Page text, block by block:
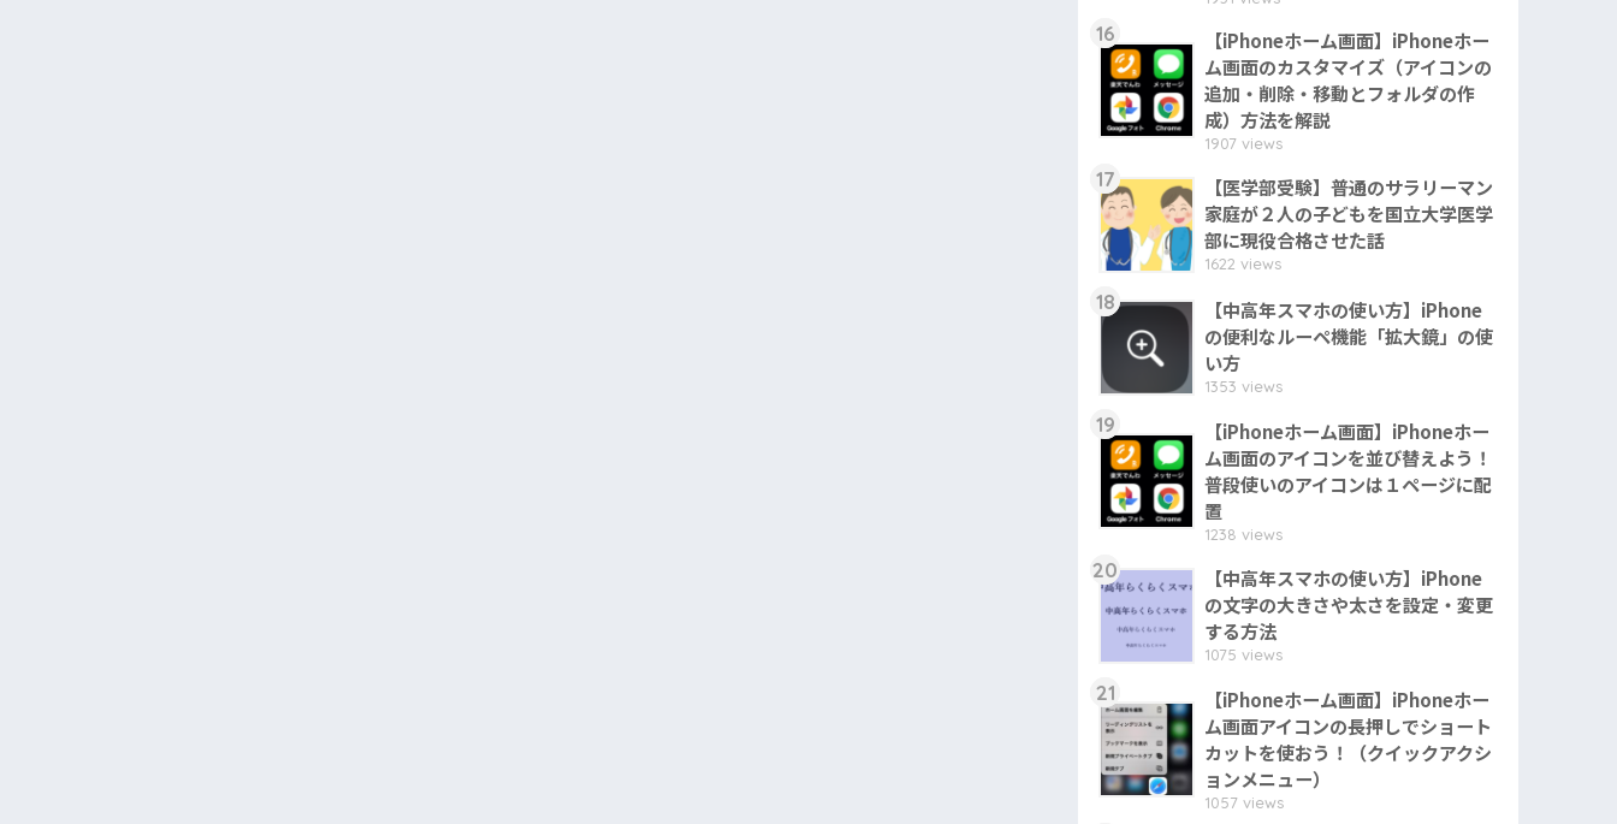
16
【iPhoneホーム画面】iPhoneホー
ム画面のカスタマイズ（アイコンの
追加・削除・移動とフォルダの作
成）方法を解説
1907 views
17
【医学部受験】普通のサラリーマン
家庭が２人の子どもを国立大学医学
部に現役合格させた話
1622 views
18
【中高年スマホの使い方】iPhone
の便利なルーペ機能「拡大鏡」の使
い方
1353 views
19
【iPhoneホーム画面】iPhoneホー
ム画面のアイコンを並び替えよう！
普段使いのアイコンは１ページに配
置
1238 views
20
【中高年スマホの使い方】iPhone
の文字の大きさや太さを設定・変更
する方法
1075 views
21
【iPhoneホーム画面】iPhoneホー
ム画面アイコンの長押しでショート
カットを使おう！（クイックアクシ
ョンメニュー）
1057 views